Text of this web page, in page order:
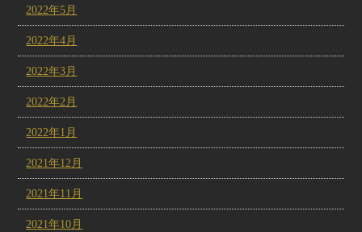
2022年5月
2022年4月
2022年3月
2022年2月
2022年1月
2021年12月
2021年11月
2021年10月